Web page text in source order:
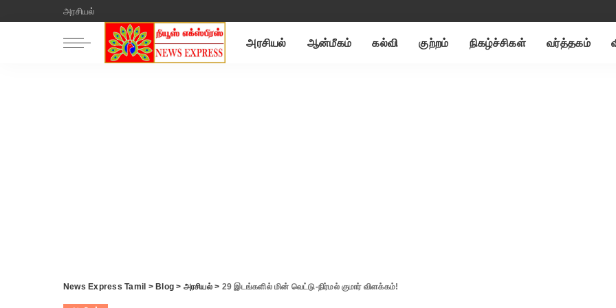
அரசியல்
அரசியல் ஆன்மீகம் கல்வி குற்றம் நிகழ்ச்சிகள் வர்த்தகம்
News Express Tamil > Blog > அரசியல்> 29 இடங்களில் மின் வெட்டு-நிர்மல் குமார் விளக்கம்!